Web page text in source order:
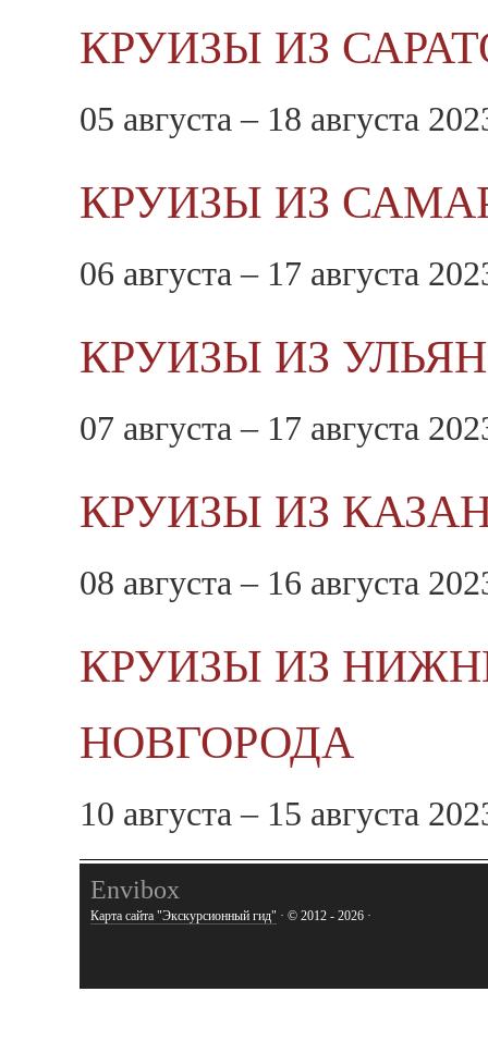
КРУИЗЫ ИЗ
05 августа – 18 августа
КРУИЗЫ ИЗ
06 августа – 17 августа
КРУИЗЫ ИЗ
07 августа – 17 августа
КРУИЗЫ ИЗ
08 августа – 16 августа
КРУИЗЫ ИЗ
НОВГОРОДА
10 августа – 15 августа
Envibox
Карта сайта "Экскурсионный гид" · © 2012 - 2026 ·